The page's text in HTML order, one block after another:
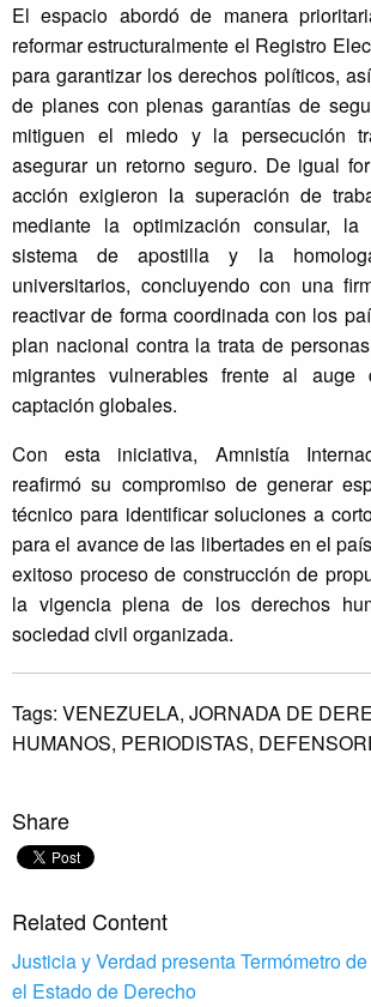
El espacio abordó de manera
reformar estructuralmente el Registro
para garantizar los derechos políticos,
de planes con plenas garantías de
mitiguen el miedo y la persecución
asegurar un retorno seguro. De igual
acción exigieron la superación de
mediante la optimización consular, la
sistema de apostilla y la
universitarios, concluyendo con una
reactivar de forma coordinada con los
plan nacional contra la trata de
migrantes vulnerables frente al
captación globales.
Con esta iniciativa, Amnistía
reafirmó su compromiso de generar
técnico para identificar soluciones a
para el avance de las libertades en el
exitoso proceso de construcción de
la vigencia plena de los derechos
sociedad civil organizada.
Tags: VENEZUELA, JORNADA DE
HUMANOS, PERIODISTAS,
Share
Related Content
Justicia y Verdad presenta Termómetro
el Estado de Derecho